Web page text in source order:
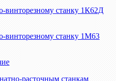
винторезному станку 1К62Д
винторезному станку 1М63
расточным станкам